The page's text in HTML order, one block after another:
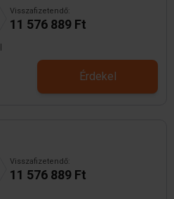
Visszafizetendő:
11 576 889 Ft
Érdekel
Visszafizetendő:
11 576 889 Ft